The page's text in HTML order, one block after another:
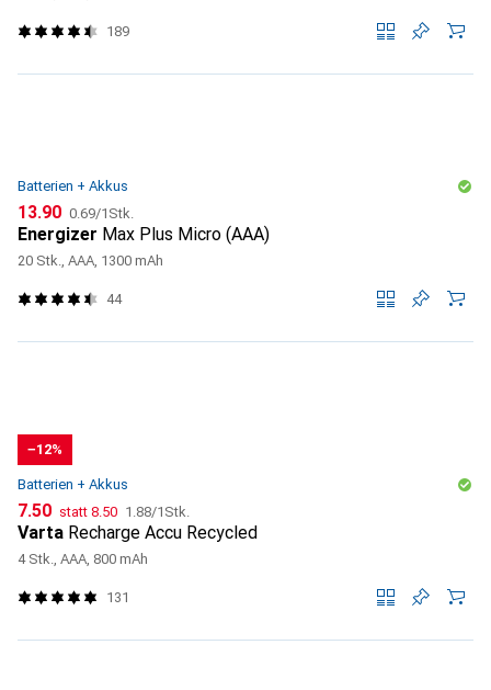
189
Batterien + Akkus
CHF
13.90 CHF
0.69/1Stk.
Energizer Max Plus Micro (AAA)
20 Stk., AAA, 1300 mAh
44
−12%
Batterien + Akkus
CHF
7.50 statt CHF
8.50 CHF
1.88/1Stk.
Varta Recharge Accu Recycled
4 Stk., AAA, 800 mAh
131